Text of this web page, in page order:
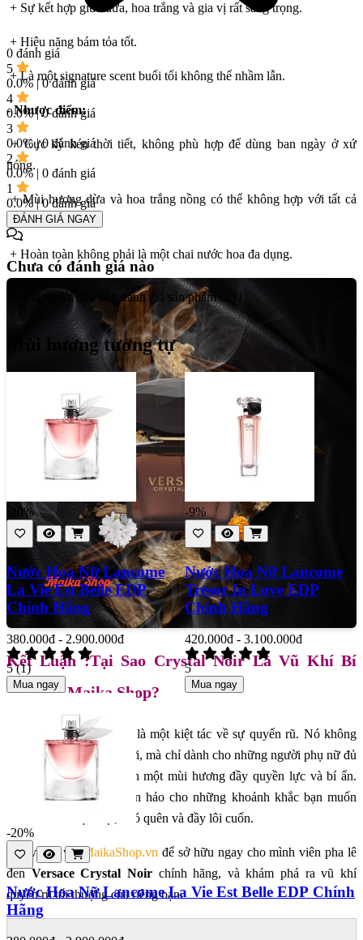
+ Sự kết hợp giữa dừa, hoa trắng và gia vị rất sang trọng.
+ Hiệu năng bám tỏa tốt.
+ Là một signature scent buổi tối không thể nhầm lẫn.
- Nhược điểm:
+ Cực kỳ kén thời tiết, không phù hợp để dùng ban ngày ở xứ
nóng.
+ Mùi hương dừa và hoa trắng nồng có thể không hợp với tất cả
mọi người.
+ Hoàn toàn không phải là một chai nước hoa đa dụng.
Kết Luận :Tại Sao Crystal Noir Là Vũ Khí Bí
Mật Tại Maika Shop?
Versace Crystal Noir
là một kiệt tác về sự quyến rũ. Nó không
dành cho tất cả mọi người, mà chỉ dành cho những người phụ nữ đủ
tự tin để mang trên mình một mùi hương đầy quyền lực và bí ẩn.
Đây là sự lựa chọn hoàn hảo cho những khoảnh khắc bạn muốn
mình trở nên đặc biệt, khó quên và đầy lôi cuốn.
- Hãy đến vớiMaikaShop.vn để sở hữu ngay cho mình viên pha lê
đenVersace Crystal Noirchính hãng, và khám phá ra vũ khí
quyến rũ tối thượng của riêng bạn.
0 đánh giá
5
0.0% | 0 đánh giá
4
0.0% | 0 đánh giá
3
0.0% | 0 đánh giá
2
0.0% | 0 đánh giá
1
0.0% | 0 đánh giá
ĐÁNH GIÁ NGAY
Chưa có đánh giá nào
Hãy là người đầu tiên đánh giá sản phẩm này!
Mùi hương tương tự
-20%
Nước Hoa Nữ Lancome
La Vie Est Belle EDP
Chính Hãng
380.000đ - 2.900.000đ
5 (1)
Mua ngay
-9%
Nước Hoa Nữ Lancome
Tresor In Love EDP
Chính Hãng
420.000đ - 3.100.000đ
5
Mua ngay
-20%
Nước Hoa Nữ Lancome La Vie Est Belle EDP Chính
Hãng